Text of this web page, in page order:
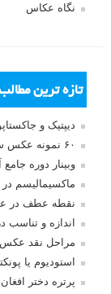
نگاه عکاس
تازه ترین
دیپتیک و
۶۰ نمونه عکس سبک ماکسیمالیسم
وبینار دوره
ماکسیمالیسم
نقطه عطف در
اندازه و
مراحل نقد
استودیوم یا
پرتره دختر